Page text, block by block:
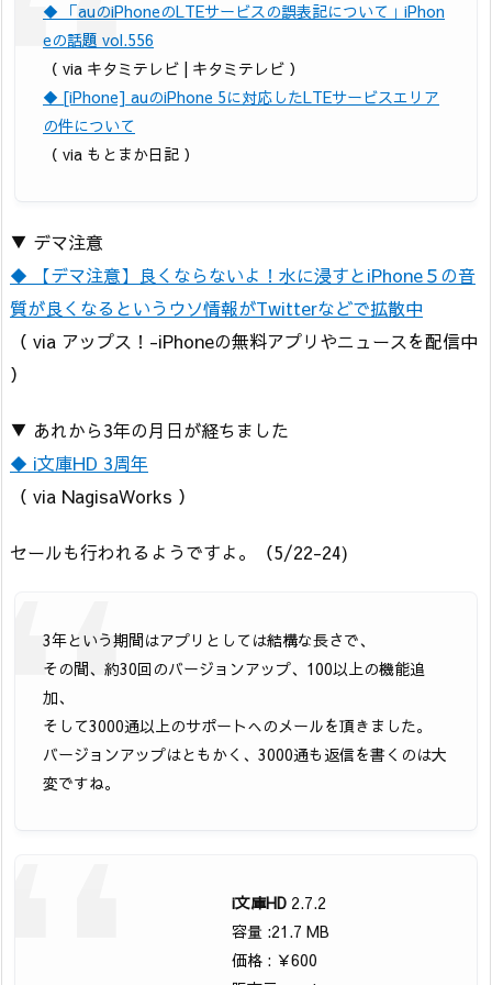
◆ 「auのiPhoneのLTEサービスの誤表記について」iPhon
eの話題 vol.556
（ via キタミテレビ | キタミテレビ ）
◆ [iPhone] auのiPhone 5に対応したLTEサービスエリア
の件について
（ via もとまか日記 ）
▼ デマ注意
◆ 【デマ注意】良くならないよ！水に浸すとiPhone５の音
質が良くなるというウソ情報がTwitterなどで拡散中
（ via アップス！-iPhoneの無料アプリやニュースを配信中
）
▼ あれから3年の月日が経ちました
◆ i文庫HD 3周年
（ via NagisaWorks ）
セールも行われるようですよ。（5/22-24)
3年という期間はアプリとしては結構な長さで、
その間、約30回のバージョンアップ、100以上の機能追
加、
そして3000通以上のサポートへのメールを頂きました。
バージョンアップはともかく、3000通も返信を書くのは大
変ですね。
i文庫HD 2.7.2
容量 :21.7 MB
価格 : ￥600